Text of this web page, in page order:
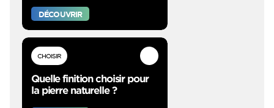
DÉCOUVRIR
CHOISIR
Quelle finition choisir pour
la pierre naturelle ?